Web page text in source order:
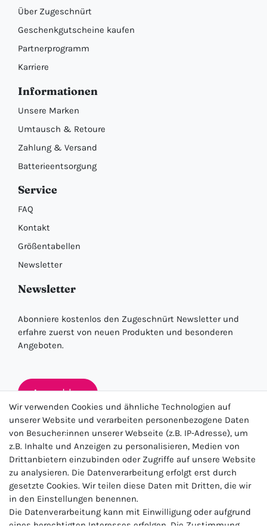
Über Zugeschnürt
Geschenkgutscheine kaufen
Partnerprogramm
Karriere
Informationen
Unsere Marken
Umtausch & Retoure
Zahlung & Versand
Batterieentsorgung
Service
FAQ
Kontakt
Größentabellen
Newsletter
Newsletter
Abonniere kostenlos den Zugeschnürt Newsletter und
erfahre zuerst von neuen Produkten und besonderen
Angeboten.
Anmelden
★★★★★
4.5 / 5.0 (23.143)
Wir verwenden Cookies und ähnliche Technologien auf
unserer Website und verarbeiten personenbezogene Daten
von Besucher:innen unserer Webseite (z.B. IP-Adresse), um
z.B. Inhalte und Anzeigen zu personalisieren, Medien von
Drittanbietern einzubinden oder Zugriffe auf unsere Website
zu analysieren. Die Datenverarbeitung erfolgt erst durch
gesetzte Cookies. Wir teilen diese Daten mit Dritten, die wir
in den Einstellungen benennen.
Die Datenverarbeitung kann mit Einwilligung oder aufgrund
eines berechtigten Interesses erfolgen. Die Zustimmung